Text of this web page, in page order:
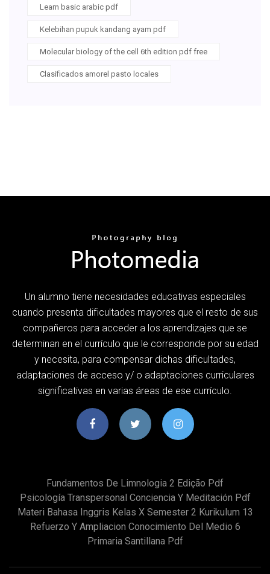
Learn basic arabic pdf
Kelebihan pupuk kandang ayam pdf
Molecular biology of the cell 6th edition pdf free
Clasificados amorel pasto locales
Un alumno tiene necesidades educativas especiales
cuando presenta dificultades mayores que el resto de sus
compañeros para acceder a los aprendizajes que se
determinan en el currículo que le corresponde por su edad
y necesita, para compensar dichas dificultades,
adaptaciones de acceso y/ o adaptaciones curriculares
significativas en varias áreas de ese currículo.
Fundamentos De Limnologia 2 Edição Pdf
Psicología Transpersonal Conciencia Y Meditación Pdf
Materi Bahasa Inggris Kelas X Semester 2 Kurikulum 13
Refuerzo Y Ampliacion Conocimiento Del Medio 6
Primaria Santillana Pdf